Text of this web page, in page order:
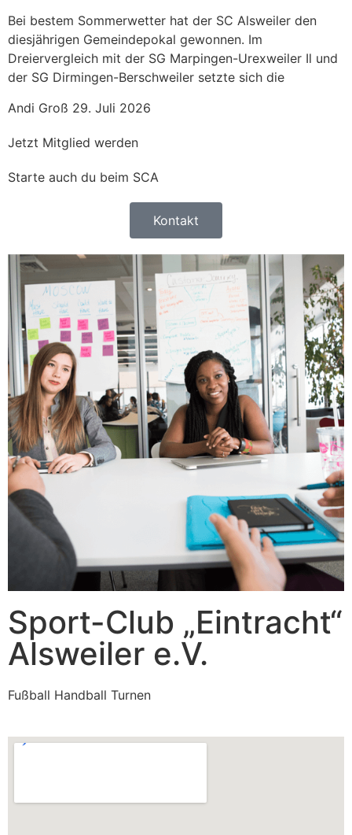
Bei bestem Sommerwetter hat der SC Alsweiler den
diesjährigen Gemeindepokal gewonnen. Im
Dreiervergleich mit der SG Marpingen-Urexweiler Il und
der SG Dirmingen-Berschweiler setzte sich die
Andi Groß 29. Juli 2026
Jetzt Mitglied werden
Starte auch du beim SCA
Kontakt
Sport-Club „Eintracht“
Alsweiler e.V.
Fußball Handball Turnen